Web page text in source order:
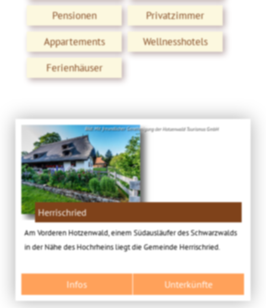
Pensionen
Privatzimmer
Appartements
Wellnesshotels
Ferienhäuser
Bild: Mit freundlicher Genehmigung der Hotzenwald Tourismus GmbH
Herrischried
Am Vorderen Hotzenwald, einem Südausläufer des Schwarzwalds
in der Nähe des Hochrheins liegt die Gemeinde Herrischried.
Infos Unterkünfte